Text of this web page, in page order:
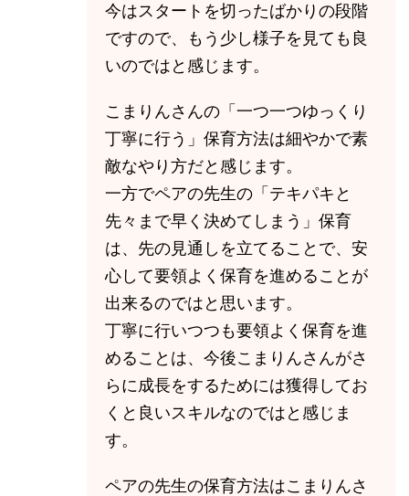
今はスタートを切ったばかりの段階
ですので、もう少し様子を見ても良
いのではと感じます。
こまりんさんの「一つ一つゆっくり
丁寧に行う」保育方法は細やかで素
敵なやり方だと感じます。
一方でペアの先生の「テキパキと
先々まで早く決めてしまう」保育
は、先の見通しを立てることで、安
心して要領よく保育を進めることが
出来るのではと思います。
丁寧に行いつつも要領よく保育を進
めることは、今後こまりんさんがさ
らに成長をするためには獲得してお
くと良いスキルなのではと感じま
す。
ペアの先生の保育方法はこまりんさ